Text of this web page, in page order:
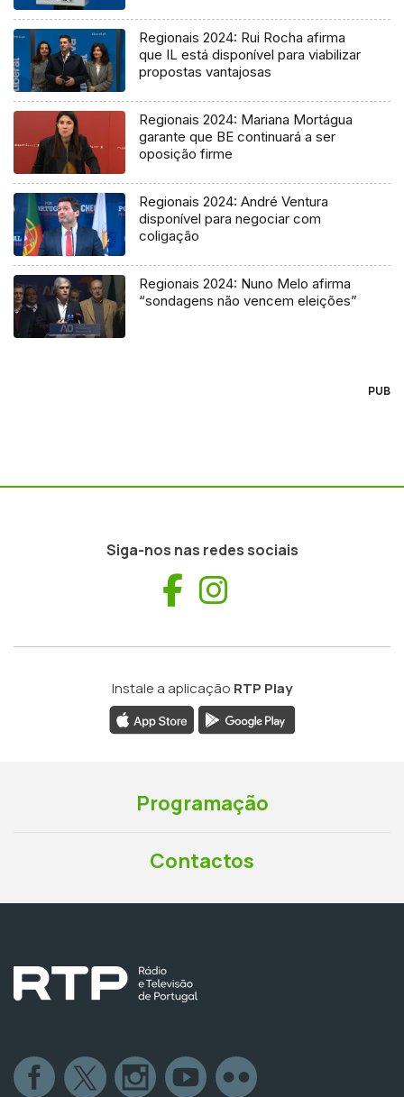
Regionais 2024: Rui Rocha afirma
que IL está disponível para viabilizar
propostas vantajosas
Regionais 2024: Mariana Mortágua
garante que BE continuará a ser
oposição firme
Regionais 2024: André Ventura
disponível para negociar com
coligação
Regionais 2024: Nuno Melo afirma
“sondagens não vencem eleições”
PUB
Siga-nos nas redes sociais
Facebook
Instale a aplicação RTP Play
Programação
Contactos